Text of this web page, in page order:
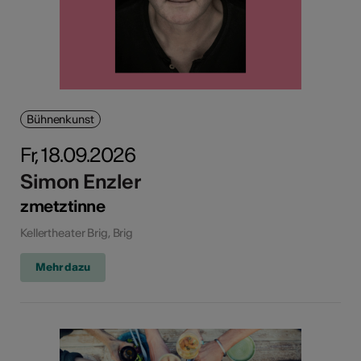
Bühnenkunst
Fr, 18.09.2026
Simon Enzler
zmetztinne
Kellertheater Brig, Brig
Mehr dazu